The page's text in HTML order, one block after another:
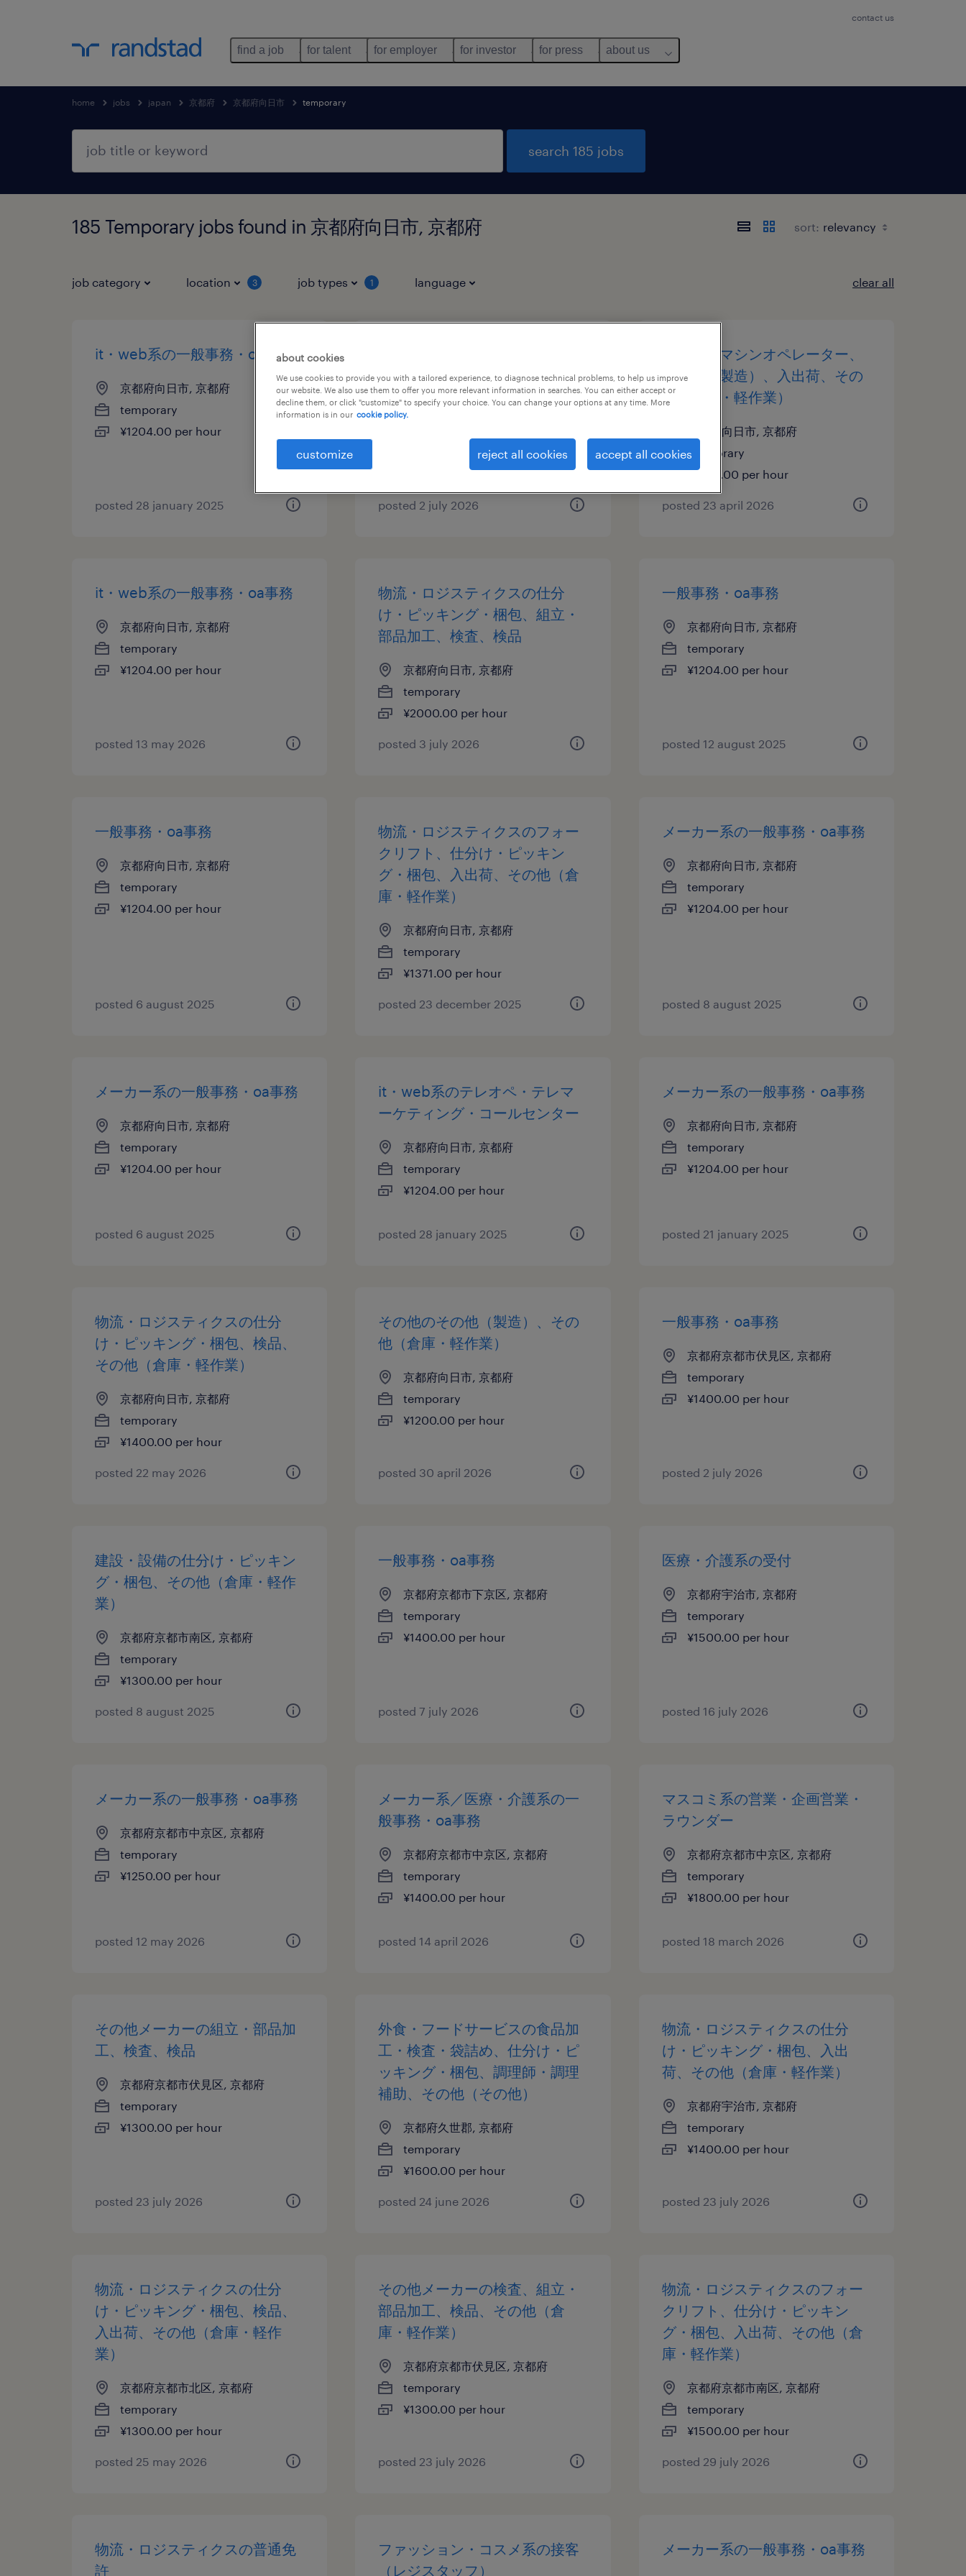
contact us
find a job for talent for employer for investor for press about us
home jobs japan 京都府 京都府向日市 temporary
search 185 jobs
185 Temporary jobs found in 京都府向日市, 京都府 sort:
job category location 3 job types 1 language clear all
it・web系の一般事務・oa事務
京都府向日市, 京都府
temporary
¥1204.00 per hour
posted 28 january 2025
け・ピッキング・梱包、組立・
部品加工、検査、検品
¥2000.00 per hour
posted 2 july 2026
その他のマシンオペレーター、
その他（製造）、入出荷、その
他（倉庫・軽作業）
京都府向日市, 京都府
temporary
¥1200.00 per hour
posted 23 april 2026
it・web系の一般事務・oa事務
京都府向日市, 京都府
temporary
¥1204.00 per hour
posted 13 may 2026
物流・ロジスティクスの仕分
け・ピッキング・梱包、組立・
部品加工、検査、検品
京都府向日市, 京都府
temporary
¥2000.00 per hour
posted 3 july 2026
一般事務・oa事務
京都府向日市, 京都府
temporary
¥1204.00 per hour
posted 12 august 2025
一般事務・oa事務
京都府向日市, 京都府
temporary
¥1204.00 per hour
posted 6 august 2025
物流・ロジスティクスのフォー
クリフト、仕分け・ピッキン
グ・梱包、入出荷、その他（倉
庫・軽作業）
京都府向日市, 京都府
temporary
¥1371.00 per hour
posted 23 december 2025
メーカー系の一般事務・oa事務
京都府向日市, 京都府
temporary
¥1204.00 per hour
posted 8 august 2025
メーカー系の一般事務・oa事務
京都府向日市, 京都府
temporary
¥1204.00 per hour
posted 6 august 2025
it・web系のテレオペ・テレマ
ーケティング・コールセンター
京都府向日市, 京都府
temporary
¥1204.00 per hour
posted 28 january 2025
メーカー系の一般事務・oa事務
京都府向日市, 京都府
temporary
¥1204.00 per hour
posted 21 january 2025
物流・ロジスティクスの仕分
け・ピッキング・梱包、検品、
その他（倉庫・軽作業）
京都府向日市, 京都府
temporary
¥1400.00 per hour
posted 22 may 2026
その他のその他（製造）、その
他（倉庫・軽作業）
京都府向日市, 京都府
temporary
¥1200.00 per hour
posted 30 april 2026
一般事務・oa事務
京都府京都市伏見区, 京都府
temporary
¥1400.00 per hour
posted 2 july 2026
建設・設備の仕分け・ピッキン
グ・梱包、その他（倉庫・軽作
業）
京都府京都市南区, 京都府
temporary
¥1300.00 per hour
posted 8 august 2025
一般事務・oa事務
京都府京都市下京区, 京都府
temporary
¥1400.00 per hour
posted 7 july 2026
医療・介護系の受付
京都府宇治市, 京都府
temporary
¥1500.00 per hour
posted 16 july 2026
メーカー系の一般事務・oa事務
京都府京都市中京区, 京都府
temporary
¥1250.00 per hour
posted 12 may 2026
メーカー系／医療・介護系の一
般事務・oa事務
京都府京都市中京区, 京都府
temporary
¥1400.00 per hour
posted 14 april 2026
マスコミ系の営業・企画営業・
ラウンダー
京都府京都市中京区, 京都府
temporary
¥1800.00 per hour
posted 18 march 2026
その他メーカーの組立・部品加
工、検査、検品
京都府京都市伏見区, 京都府
temporary
¥1300.00 per hour
posted 23 july 2026
外食・フードサービスの食品加
工・検査・袋詰め、仕分け・ピ
ッキング・梱包、調理師・調理
補助、その他（その他）
京都府久世郡, 京都府
temporary
¥1600.00 per hour
posted 24 june 2026
物流・ロジスティクスの仕分
け・ピッキング・梱包、入出
荷、その他（倉庫・軽作業）
京都府宇治市, 京都府
temporary
¥1400.00 per hour
posted 23 july 2026
物流・ロジスティクスの仕分
け・ピッキング・梱包、検品、
入出荷、その他（倉庫・軽作
業）
京都府京都市北区, 京都府
temporary
¥1300.00 per hour
posted 25 may 2026
その他メーカーの検査、組立・
部品加工、検品、その他（倉
庫・軽作業）
京都府京都市伏見区, 京都府
temporary
¥1300.00 per hour
posted 23 july 2026
物流・ロジスティクスのフォー
クリフト、仕分け・ピッキン
グ・梱包、入出荷、その他（倉
庫・軽作業）
京都府京都市南区, 京都府
temporary
¥1500.00 per hour
posted 29 july 2026
物流・ロジスティクスの普通免
許
ファッション・コスメ系の接客
（レジスタッフ）
メーカー系の一般事務・oa事務
about cookies
We use cookies to provide you with a tailored experience, to diagnose technical problems, to help us improve
our website. We also use them to offer you more relevant information in searches. You can either accept or
decline them, or click "customize" to specify your choice. You can change your options at any time. More
information is in our cookie policy.
customize reject all cookies accept all cookies